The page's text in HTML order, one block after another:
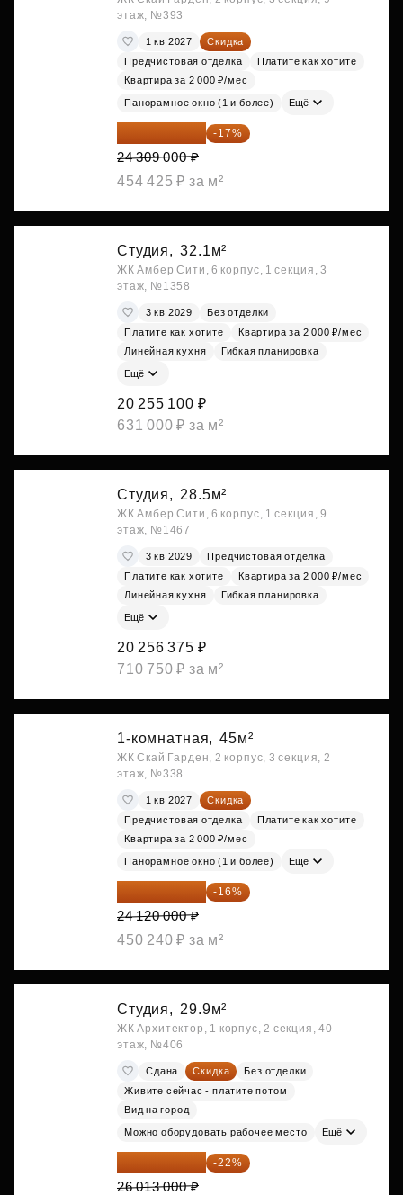
этаж, №393
1 кв 2027
Скидка
Предчистовая отделка
Платите как хотите
Квартира за 2 000 ₽/мес
Панорамное окно (1 и более) Ещё
20 176 470 ₽ -17%
24 309 000 ₽
454 425 ₽ за м²
Студия, 32.1м²
ЖК Амбер Сити, 6 корпус, 1 секция, 3
этаж, №1358
3 кв 2029
Без отделки
Платите как хотите
Квартира за 2 000 ₽/мес
Линейная кухня
Гибкая планировка
Ещё
20 255 100 ₽
631 000 ₽ за м²
Студия, 28.5м²
ЖК Амбер Сити, 6 корпус, 1 секция, 9
этаж, №1467
3 кв 2029
Предчистовая отделка
Платите как хотите
Квартира за 2 000 ₽/мес
Линейная кухня
Гибкая планировка
Ещё
20 256 375 ₽
710 750 ₽ за м²
1-комнатная, 45м²
ЖК Скай Гарден, 2 корпус, 3 секция, 2
этаж, №338
1 кв 2027
Скидка
Предчистовая отделка
Платите как хотите
Квартира за 2 000 ₽/мес
Панорамное окно (1 и более) Ещё
20 260 800 ₽ -16%
24 120 000 ₽
450 240 ₽ за м²
Студия, 29.9м²
ЖК Архитектор, 1 корпус, 2 секция, 40
этаж, №406
Сдана Скидка
Без отделки
Живите сейчас - платите потом
Вид на город
Можно оборудовать рабочее место Ещё
20 290 140 ₽ -22%
26 013 000 ₽